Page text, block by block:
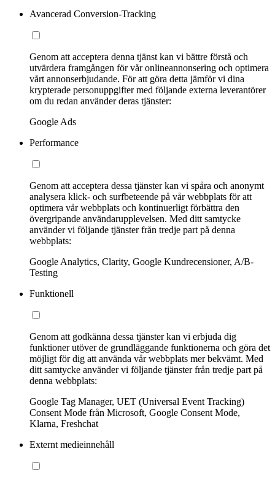
Avancerad Conversion-Tracking
Genom att acceptera denna tjänst kan vi bättre förstå och
utvärdera framgången för vår onlineannonsering och optimera
vårt annonserbjudande. För att göra detta jämför vi dina
krypterade personuppgifter med följande externa leverantörer
om du redan använder deras tjänster:
Google Ads
Performance
Genom att acceptera dessa tjänster kan vi spåra och anonymt
analysera klick- och surfbeteende på vår webbplats för att
optimera vår webbplats och kontinuerligt förbättra den
övergripande användarupplevelsen. Med ditt samtycke
använder vi följande tjänster från tredje part på denna
webbplats:
Google Analytics, Clarity, Google Kundrecensioner, A/B-
Testing
Funktionell
Genom att godkänna dessa tjänster kan vi erbjuda dig
funktioner utöver de grundläggande funktionerna och göra det
möjligt för dig att använda vår webbplats mer bekvämt. Med
ditt samtycke använder vi följande tjänster från tredje part på
denna webbplats:
Google Tag Manager, UET (Universal Event Tracking)
Consent Mode från Microsoft, Google Consent Mode,
Klarna, Freshchat
Externt medieinnehåll